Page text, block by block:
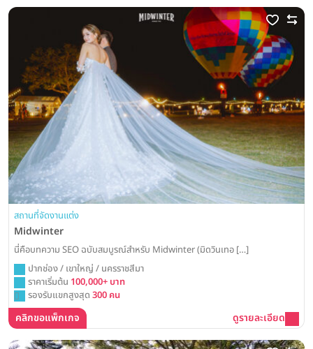
สถานที่จัดงานแต่ง
Midwinter
นี่คือบทความ SEO ฉบับสมบูรณ์สำหรับ Midwinter (มิดวินเทอ […]
ปากช่อง / เขาใหญ่ / นครราชสีมา
ราคาเริ่มต้น 100,000+ บาท
รองรับแขกสูงสุด 300 คน
คลิกขอแพ็กเกจ ดูรายละเอียด